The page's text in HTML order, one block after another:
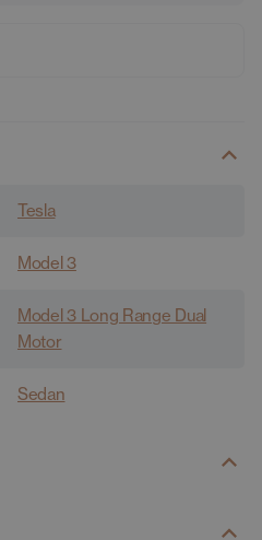
Tesla
Model 3
Model 3 Long Range Dual
Motor
Sedan